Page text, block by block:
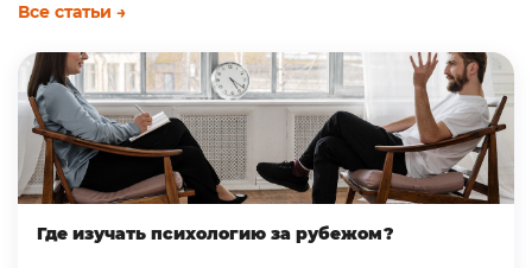
Все статьи →
Где изучать психологию за рубежом?